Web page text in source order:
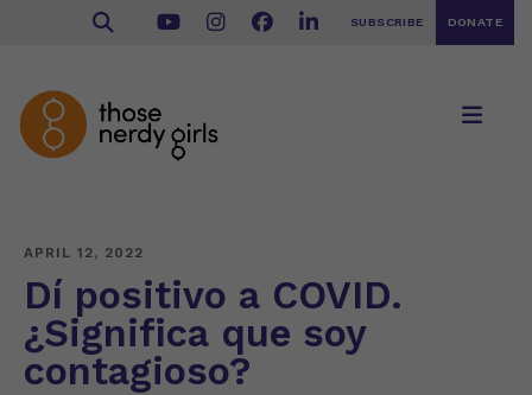
SUBSCRIBE DONATE
APRIL 12, 2022
Dí positivo a COVID.
¿Significa que soy
contagioso?